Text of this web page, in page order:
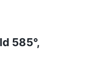
585°,